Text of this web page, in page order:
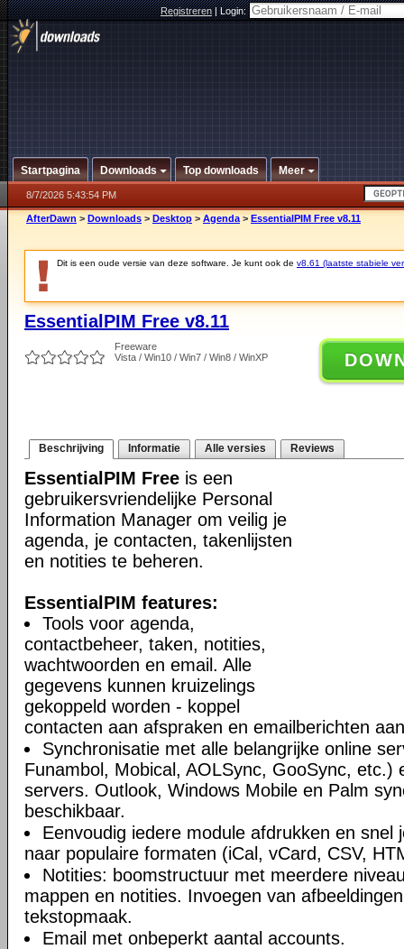
Registreren|Login:
Startpagina Downloads Top downloads Meer
8/7/2026 5:43:54 PM
AfterDawn > Downloads > Desktop > Agenda > EssentialPIM Free v8.11
Dit is een oude versie van deze software. Je kunt ook de v8.61 (laatste stabiele
EssentialPIM Free v8.11
Freeware
Vista / Win10 / Win7 / Win8 / WinXP
Beschrijving Informatie Alle versies Reviews
EssentialPIM Free is een
gebruikersvriendelijke Personal
Information Manager om veilig je
agenda, je contacten, takenlijsten
en notities te beheren.
EssentialPIM features:
Tools voor agenda,
contactbeheer, taken, notities,
wachtwoorden en email. Alle
gegevens kunnen kruizelings
gekoppeld worden - koppel
contacten aan afspraken en emailberichten
Synchronisatie met alle belangrijke online
Funambol, Mobical, AOLSync, GooSync, etc.)
servers. Outlook, Windows Mobile en Palm
beschikbaar.
Eenvoudig iedere module afdrukken en snel
naar populaire formaten (iCal, vCard, CSV,
Notities: boomstructuur met meerdere
mappen en notities. Invoegen van
tekstopmaak.
Email met onbeperkt aantal accounts.